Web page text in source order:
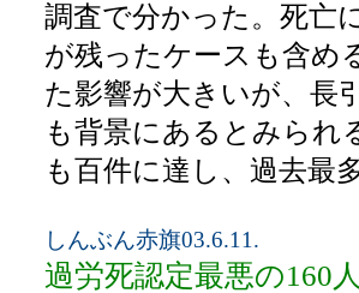
調査で分かった。死亡
が残ったケースも含め
た影響が大きいが、長
も背景にあるとみられ
も百件に達し、過去最
しんぶん赤旗03.6.11.
過労死認定最悪の160